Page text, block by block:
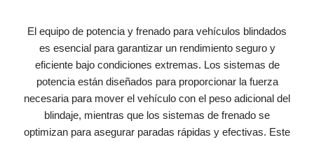
El equipo de potencia y frenado para vehículos blindados
es esencial para garantizar un rendimiento seguro y
eficiente bajo condiciones extremas. Los sistemas de
potencia están diseñados para proporcionar la fuerza
necesaria para mover el vehículo con el peso adicional del
blindaje, mientras que los sistemas de frenado se
optimizan para asegurar paradas rápidas y efectivas. Este